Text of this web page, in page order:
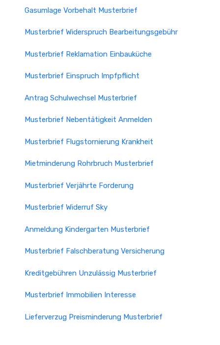
Gasumlage Vorbehalt Musterbrief
Musterbrief Widerspruch Bearbeitungsgebühr
Musterbrief Reklamation Einbauküche
Musterbrief Einspruch Impfpflicht
Antrag Schulwechsel Musterbrief
Musterbrief Nebentätigkeit Anmelden
Musterbrief Flugstornierung Krankheit
Mietminderung Rohrbruch Musterbrief
Musterbrief Verjährte Forderung
Musterbrief Widerruf Sky
Anmeldung Kindergarten Musterbrief
Musterbrief Falschberatung Versicherung
Kreditgebühren Unzulässig Musterbrief
Musterbrief Immobilien Interesse
Lieferverzug Preisminderung Musterbrief